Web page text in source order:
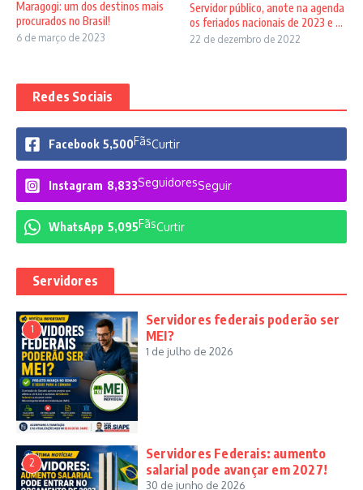
Maragogi: um dos destinos mais
procurados no Brasil!
6 de março de 2023
Servidor público, anote na agenda
os feriados nacionais de 2023 e ...
22 de dezembro de 2022
Redes Sociais
Facebook 5,500FãsCurtir
Instagram 8,833SeguidoresSeguir
WhatsApp 5,095FãsCurtir
Servidores
1
Servidores federais poderão ser
MEI?
1 de julho de 2026
2
Servidores Federais: aumento
salarial pode avançar em 2027!
30 de junho de 2026